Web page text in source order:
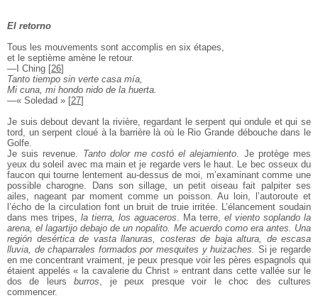
El retorno
Tous les mouvements sont accomplis en six étapes,
et le septième amène le retour.
―I Ching [26]
Tanto tiempo sin verte casa mía,
Mi cuna, mi hondo nido de la huerta.
―« Soledad » [27]
Je suis debout devant la rivière, regardant le serpent qui ondule et qui se
tord, un serpent cloué à la barrière là où le Rio Grande débouche dans le
Golfe.
Je suis revenue. Tanto dolor me costó el alejamiento . Je protège mes
yeux du soleil avec ma main et je regarde vers le haut. Le bec osseux du
faucon qui tourne lentement au-dessus de moi, m’examinant comme une
possible charogne. Dans son sillage, un petit oiseau fait palpiter ses
ailes, nageant par moment comme un poisson. Au loin, l’autoroute et
l’écho de la circulation font un bruit de truie irritée. L’élancement soudain
dans mes tripes,
la tierra, los aguaceros . Ma terre, el viento soplando la
arena, el lagartijo debajo de un nopalito. Me acuerdo como era antes. Una
región desértica de vasta llanuras, costeras de baja altura, de escasa
lluvia, de chaparrales formados por mesquites y huizaches.
Si je regarde
en me concentrant vraiment, je peux presque voir les pères espagnols qui
étaient appelés « la cavalerie du Christ » entrant dans cette vallée sur le
dos de leursburros , je peux presque voir le choc des cultures
commencer.